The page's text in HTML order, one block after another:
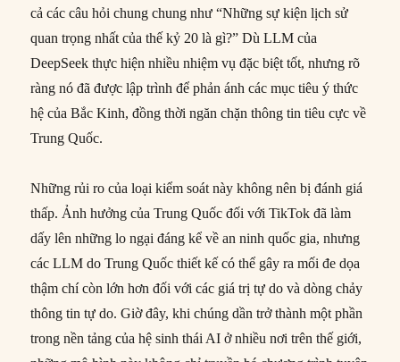
cả các câu hỏi chung chung như “Những sự kiện lịch sử
quan trọng nhất của thế kỷ 20 là gì?” Dù LLM của
DeepSeek thực hiện nhiều nhiệm vụ đặc biệt tốt, nhưng rõ
ràng nó đã được lập trình để phản ánh các mục tiêu ý thức
hệ của Bắc Kinh, đồng thời ngăn chặn thông tin tiêu cực về
Trung Quốc.
Những rủi ro của loại kiểm soát này không nên bị đánh giá
thấp. Ảnh hưởng của Trung Quốc đối với TikTok đã làm
dấy lên những lo ngại đáng kể về an ninh quốc gia, nhưng
các LLM do Trung Quốc thiết kế có thể gây ra mối đe dọa
thậm chí còn lớn hơn đối với các giá trị tự do và dòng chảy
thông tin tự do. Giờ đây, khi chúng dần trở thành một phần
trong nền tảng của hệ sinh thái AI ở nhiều nơi trên thế giới,